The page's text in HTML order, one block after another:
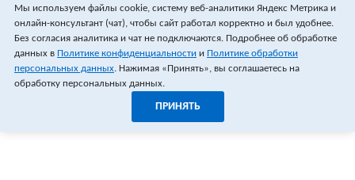
Указанные цены не являются публичной офертой (ст.435 ГК РФ).
Стоимость и наличие товара уточняйте у менеджера.
Мы используем файлы cookie, систему веб-аналитики Яндекс Метрика и
онлайн-консультант (чат), чтобы сайт работал корректно и был удобнее.
Без согласия аналитика и чат не подключаются. Подробнее об обработке
данных в Политике конфиденциальности и Политике обработки
персональных данных. Нажимая «Принять», вы соглашаетесь на
обработку персональных данных.
ПРИНЯТЬ